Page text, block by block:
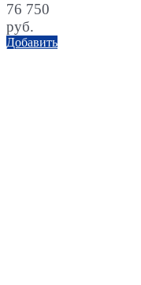
76 750
руб.
Добавить